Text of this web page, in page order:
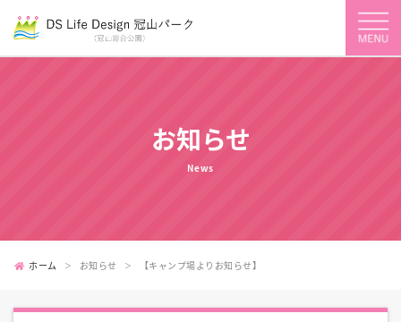
お知らせ
News
ホーム お知らせ 【キャンプ場よりお知らせ】